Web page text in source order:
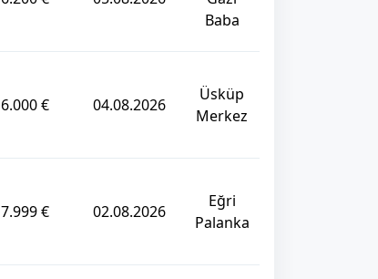
Baba
6.000 € 04.08.2026
Üsküp
Merkez
7.999 € 02.08.2026
Eğri
Palanka